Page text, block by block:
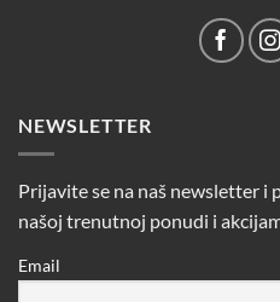
NEWSLETTER
Prijavite se na naš newsletter
našoj trenutnoj ponudi i
Email